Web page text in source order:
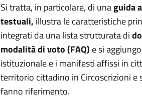
Si tratta, in particolare, di unaguida
testuali, illustra le caratteristiche
integrati da una lista strutturata di
modalità di voto (FAQ) e si
istituzionale e i manifesti affissi in
territorio cittadino in Circoscrizioni e
fanno riferimento.